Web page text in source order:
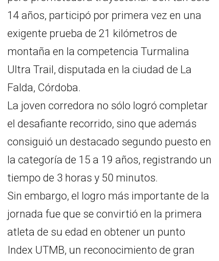
14 años, participó por primera vez en una
exigente prueba de 21 kilómetros de
montaña en la competencia Turmalina
Ultra Trail, disputada en la ciudad de La
Falda, Córdoba.
La joven corredora no sólo logró completar
el desafiante recorrido, sino que además
consiguió un destacado segundo puesto en
la categoría de 15 a 19 años, registrando un
tiempo de 3 horas y 50 minutos.
Sin embargo, el logro más importante de la
jornada fue que se convirtió en la primera
atleta de su edad en obtener un punto
Index UTMB, un reconocimiento de gran